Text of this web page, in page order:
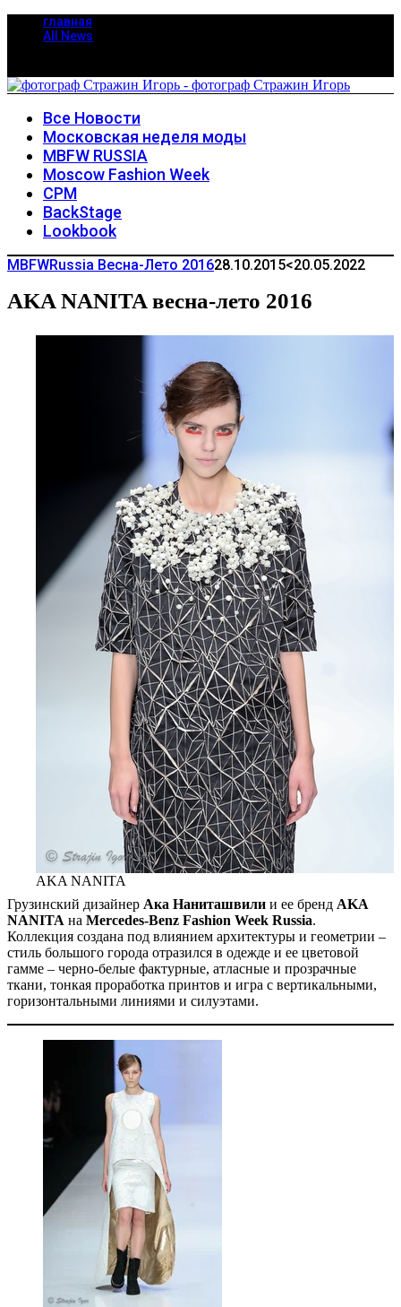
главная
All News
Все Новости
Московская неделя моды
MBFW RUSSIA
Moscow Fashion Week
CPM
BackStage
Lookbook
MBFWRussia Весна-Лето 201628.10.2015<20.05.2022
AKA NANITA весна-лето 2016
AKA NANITA
Грузинский дизайнер Ака Наниташвили и ее бренд AKA
NANITA на Mercedes-Benz Fashion Week Russia.
Коллекция создана под влиянием архитектуры и геометрии –
стиль большого города отразился в одежде и ее цветовой
гамме – черно-белые фактурные, атласные и прозрачные
ткани, тонкая проработка принтов и игра с вертикальными,
горизонтальными линиями и силуэтами.